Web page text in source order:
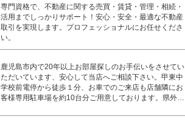
専門資格で、不動産に関する売買・賃貸・管理・相続・
活用までしっかりサポート！安心・安全・最適な不動産
取引を実現します。プロフェッショナルにお任せくださ
い。
鹿児島市内で20年以上お部屋探しのお手伝いをさせてい
ただいています、安心して当店へご相談下さい。甲東中
学校前電停から徒歩１分、お車でのご来店も店舗隣にお
客様専用駐車場を約10台分ご用意しております。県外…